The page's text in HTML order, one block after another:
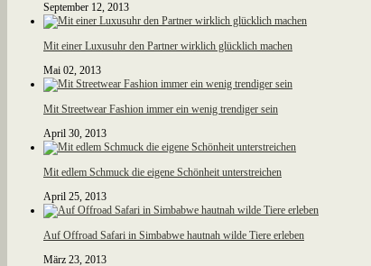
September 12, 2013
Mit einer Luxusuhr den Partner wirklich glücklich machen
Mai 02, 2013
Mit Streetwear Fashion immer ein wenig trendiger sein
April 30, 2013
Mit edlem Schmuck die eigene Schönheit unterstreichen
April 25, 2013
Auf Offroad Safari in Simbabwe hautnah wilde Tiere erleben
März 23, 2013